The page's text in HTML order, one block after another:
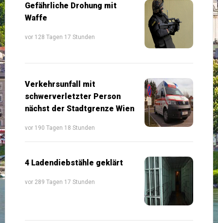
Gefährliche Drohung mit
Waffe
vor 128 Tagen 17 Stunden
Verkehrsunfall mit
schwerverletzter Person
nächst der Stadtgrenze Wien
vor 190 Tagen 18 Stunden
4 Ladendiebstähle geklärt
vor 289 Tagen 17 Stunden